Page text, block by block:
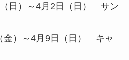
（日）～4月2日（日） サン
金）～4月9日（日） キャ